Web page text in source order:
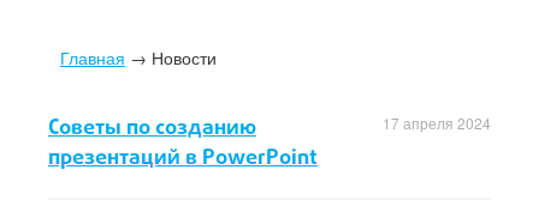
Главная → Новости
17 апреля 2024
Советы по созданию
презентаций в PowerPoint